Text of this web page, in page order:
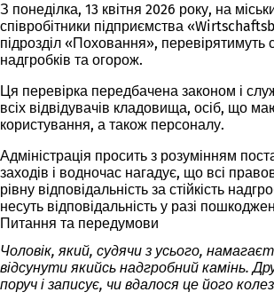
З понеділка, 13 квітня 2026 року, на
співробітники підприємства
підрозділ «Поховання», перевірятимуть
надгробків та огорож.
Ця перевірка передбачена законом і
всіх відвідувачів кладовища, осіб, що
користування, а також персоналу.
Адміністрація просить з розумінням
заходів і водночас нагадує, що всі
рівну відповідальність за стійкість
несуть відповідальність у разі
Питання та передумови
Чоловік, який, судячи з усього,
відсунути якийсь надгробний камінь.
поруч і записує, чи вдалося це його